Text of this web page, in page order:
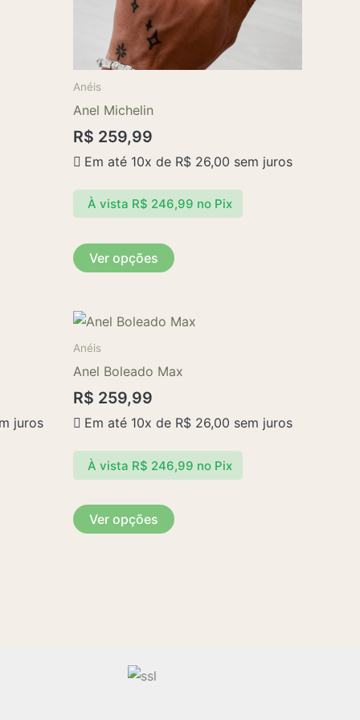
Anéis
Anel Michelin
R$ 259,99
Em até 10x de R$ 26,00 sem juros
À vista R$ 246,99 no Pix
Ver opções
ser
escolhidas
juros
Anéis
Anel Boleado Max
R$ 259,99
Em até 10x de R$ 26,00 sem juros
À vista R$ 246,99 no Pix
Ver opções
Este
As
podem